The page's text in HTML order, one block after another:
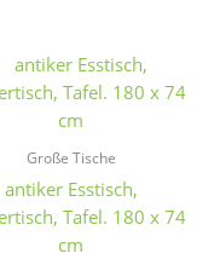
Große Tische
antiker Esstisch,
Tafel. 180 x 74
cm